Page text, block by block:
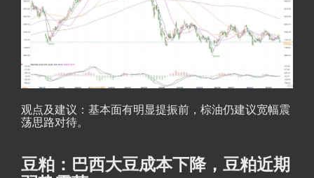
观点及建议：基本面有明显提振前，棕油仍建议宽幅震
荡思路对待。
豆粕：巴西大豆成本下降，豆粕近期